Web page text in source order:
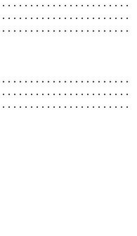
. . . . . . . . . . . . . . . . . . . . . .
. . . . . . . . . . . . . . . . . . . . . .
. . . . . . . . . . . . . . . . . . . . . .
. . . . . . . . . . . . . . . . . . . . . .
. . . . . . . . . . . . . . . . . . . . . .
. . . . . . . . . . . . . . . . . . . . . .